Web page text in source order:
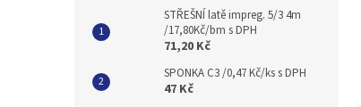
STŘEŠNÍ latě impreg. 5/3 4m
/17,80Kč/bm s DPH
71,20 Kč
SPONKA C3 /0,47 Kč/ks s DPH
47 Kč